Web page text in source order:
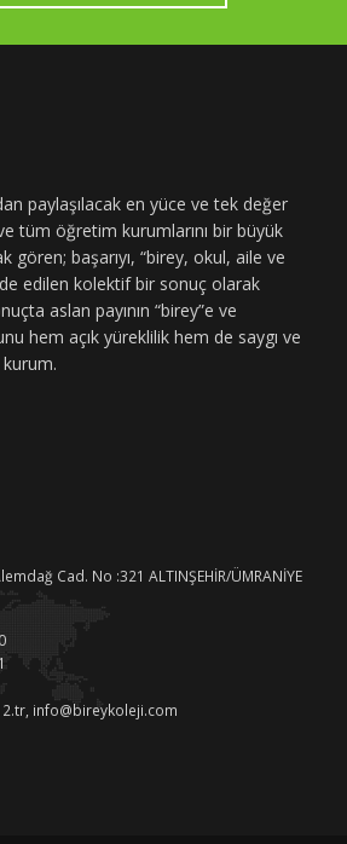
paylaşılacak en yüce ve tek değer
tüm öğretim kurumlarını bir büyük
gören; başarıyı, “birey, okul, aile ve
edilen kolektif bir sonuç olarak
aslan payının “birey”e ve
hem açık yüreklilik hem de saygı ve
Cad. No :321 ALTINŞEHİR/ÜMRANİYE
, info@bireykoleji.com